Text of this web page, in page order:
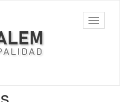
barra